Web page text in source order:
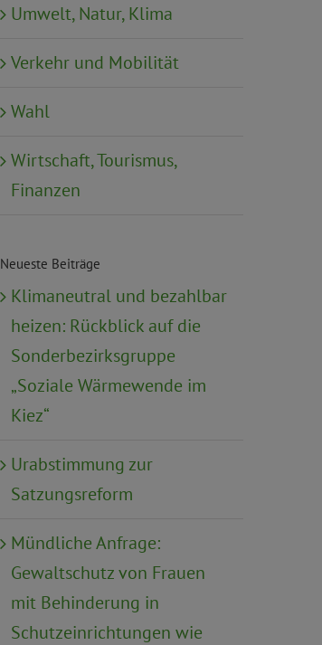
Umwelt, Natur, Klima
Verkehr und Mobilität
Wahl
Wirtschaft, Tourismus,
Finanzen
Neueste Beiträge
Klimaneutral und bezahlbar
heizen: Rückblick auf die
Sonderbezirksgruppe
„Soziale Wärmewende im
Kiez“
Urabstimmung zur
Satzungsreform
Mündliche Anfrage:
Gewaltschutz von Frauen
mit Behinderung in
Schutzeinrichtungen wie